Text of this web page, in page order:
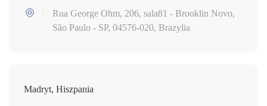
Rua George Ohm, 206, sala81 - Brooklin Novo,
São Paulo - SP, 04576-020, Brazylia
Madryt, Hiszpania